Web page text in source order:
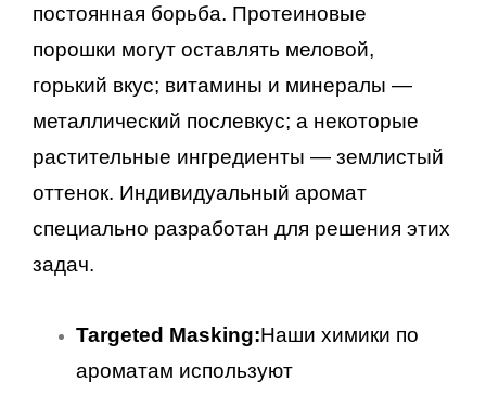
постоянная борьба. Протеиновые
порошки могут оставлять меловой,
горький вкус; витамины и минералы —
металлический послевкус; а некоторые
растительные ингредиенты — землистый
оттенок. Индивидуальный аромат
специально разработан для решения этих
задач.
Targeted Masking:Наши химики по
ароматам используют